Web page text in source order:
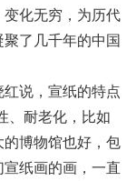
化无穷，为历代
了几千年的中国
说，宣纸的特点
、耐老化，比如
博物馆也好，包
纸画的画，一直